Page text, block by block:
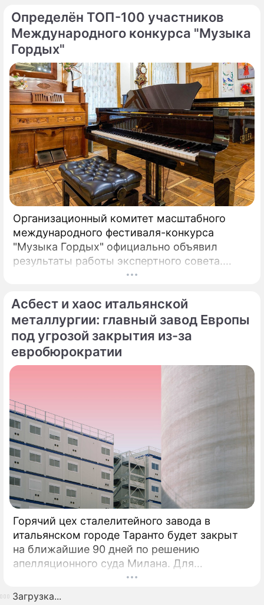
Определён ТОП-100 участников
Международного конкурса "Музыка
Гордых"
Организационный комитет масштабного
международного фестиваля-конкурса
"Музыка Гордых" официально объявил
результаты работы экспертного совета.
После длительного и тщательного изучения
сформирован шорт-лист из 100 лучших
исполнителей.
Асбест и хаос итальянской
металлургии: главный завод Европы
под угрозой закрытия из-за
евробюрократии
Горячий цех сталелитейного завода в
итальянском городе Таранто будет закрыт
на ближайшие 90 дней по решению
апелляционного суда Милана. Для
возобновления производства необходимо
убрать все асбестовые элементы
Загрузка...